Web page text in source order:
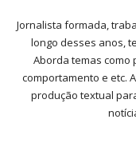
Jornalista formada,
longo desses anos,
Aborda temas como
comportamento e etc.
produção textual